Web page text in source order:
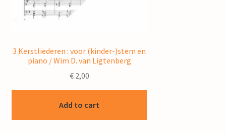
3 Kerstliederen : voor (kinder-)stem en
piano / Wim D. van Ligtenberg
€2,00
Add to cart